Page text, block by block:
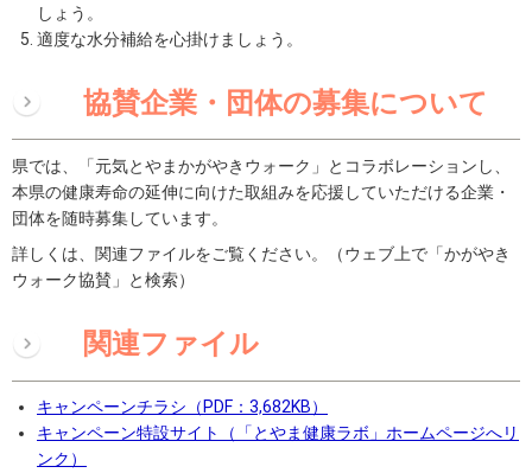
しょう。
適度な水分補給を心掛けましょう。
協賛企業・団体の募集について
県では、「元気とやまかがやきウォーク」とコラボレーションし、
本県の健康寿命の延伸に向けた取組みを応援していただける企業・
団体を随時募集しています。
詳しくは、関連ファイルをご覧ください。（ウェブ上で「かがやき
ウォーク協賛」と検索）
関連ファイル
キャンペーンチラシ（PDF：3,682KB）
キャンペーン特設サイト（「とやま健康ラボ」ホームページへリ
ンク）